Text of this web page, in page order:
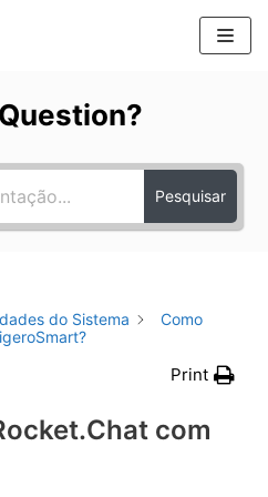
Pesquisar
do Sistema
Como
Print
com